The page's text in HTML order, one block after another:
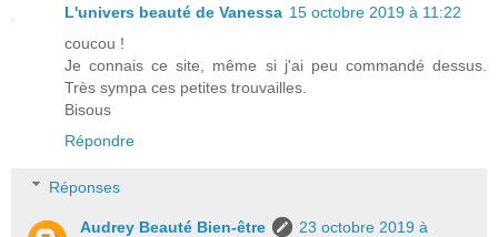
L'univers beauté de Vanessa 15 octobre 2019 à 11:22
coucou !
Je connais ce site, même si j'ai peu commandé dessus.
Très sympa ces petites trouvailles.
Bisous
Répondre
Réponses
Audrey Beauté Bien-être
23 octobre 2019 à